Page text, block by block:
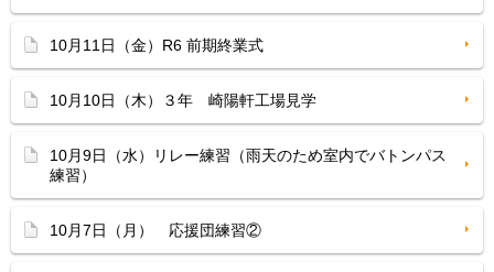
10月11日（金）R6 前期終業式
10月10日（木）３年 崎陽軒工場見学
10月9日（水）リレー練習（雨天のため室内でバトンパス
練習）
10月7日（月） 応援団練習②